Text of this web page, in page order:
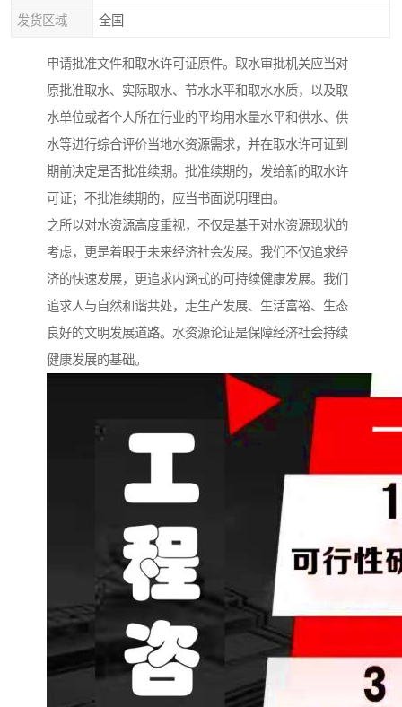
发货区域 全国
申请批准文件和取水许可证原件。取水审批机关应当对
原批准取水、实际取水、节水水平和取水水质，以及取
水单位或者个人所在行业的平均用水量水平和供水、供
水等进行综合评价当地水资源需求，并在取水许可证到
期前决定是否批准续期。批准续期的，发给新的取水许
可证；不批准续期的，应当书面说明理由。
之所以对水资源高度重视，不仅是基于对水资源现状的
考虑，更是着眼于未来经济社会发展。我们不仅追求经
济的快速发展，更追求内涵式的可持续健康发展。我们
追求人与自然和谐共处，走生产发展、生活富裕、生态
良好的文明发展道路。水资源论证是保障经济社会持续
健康发展的基础。